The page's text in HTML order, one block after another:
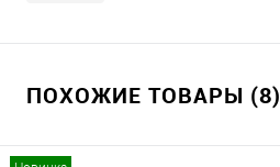
ПОХОЖИЕ ТОВАРЫ (8)